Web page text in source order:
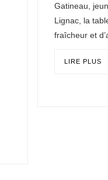
Gatineau,
Lignac, la
fraîcheur et
LIRE PLUS